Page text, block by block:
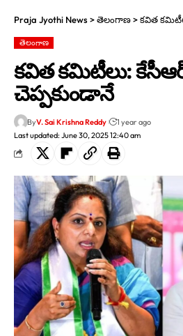
Praja Jyothi News>తెలంగాణ>క‌విత
తెలంగాణ
క‌విత క‌మిటీలు:
చెప్ప‌కుండానే
Last updated: June 30, 2025 12:40 am
ByV. Sai Krishna Reddy 1 year ago